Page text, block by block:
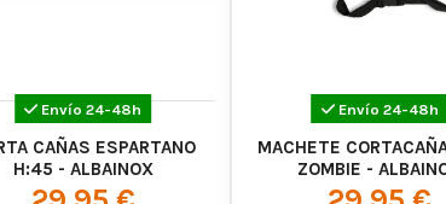
estos machetes son herramientas
ahora y encuentra el machete que se
Envío 24-48h
CAÑAS ESPARTANO
H:45 - ALBAINOX
Envío 24-48h
MACHETE
ZOMBIE -